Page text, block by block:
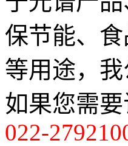
保节能、
等用途，
如果您需
022-